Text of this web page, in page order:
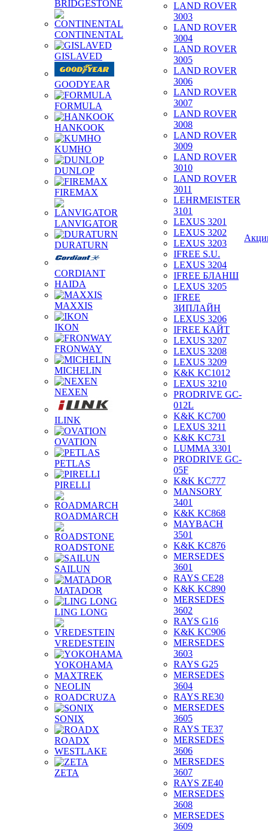
BRIDGESTONE
CONTINENTAL
GISLAVED
GOODYEAR
FORMULA
HANKOOK
KUMHO
DUNLOP
FIREMAX
LANVIGATOR
DURATURN
CORDIANT
HAIDA
MAXXIS
IKON
FRONWAY
MICHELIN
NEXEN
ILINK
OVATION
PETLAS
PIRELLI
ROADMARCH
ROADSTONE
SAILUN
MATADOR
LING LONG
VREDESTEIN
YOKOHAMA
MAXTREK
NEOLIN
ROADCRUZA
SONIX
ROADX
WESTLAKE
ZETA
LAND ROVER
3003
LAND ROVER
3004
LAND ROVER
3005
LAND ROVER
3006
LAND ROVER
3007
LAND ROVER
3008
LAND ROVER
3009
LAND ROVER
3010
LAND ROVER
3011
LEHRMEISTER
3101
LEXUS 3201
LEXUS 3202
LEXUS 3203
IFREE S.U.
LEXUS 3204
IFREE БЛАНШ
LEXUS 3205
IFREE
ЗИПЛАЙН
LEXUS 3206
IFREE КАЙТ
LEXUS 3207
LEXUS 3208
LEXUS 3209
K&K KC1012
LEXUS 3210
PRODRIVE GC-
012L
K&K KC700
LEXUS 3211
K&K KC731
LUMMA 3301
PRODRIVE GC-
05F
K&K KC777
MANSORY
3401
K&K KC868
MAYBACH
3501
K&K KC876
MERSEDES
3601
RAYS CE28
K&K KC890
MERSEDES
3602
RAYS G16
K&K KC906
MERSEDES
3603
RAYS G25
MERSEDES
3604
RAYS RE30
MERSEDES
3605
RAYS TE37
MERSEDES
3606
MERSEDES
3607
RAYS ZE40
MERSEDES
3608
MERSEDES
3609